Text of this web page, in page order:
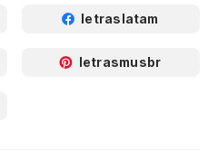
letraslatam
letrasmusbr